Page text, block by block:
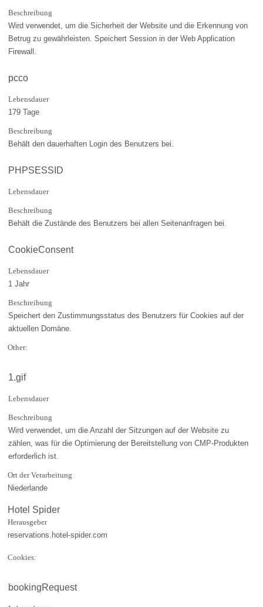
Beschreibung
Wird verwendet, um die Sicherheit der Website und die Erkennung von
Betrug zu gewährleisten. Speichert Session in der Web Application
Firewall.​
pcco
Lebensdauer
179 Tage
Beschreibung
Behält den dauerhaften Login des Benutzers bei.
PHPSESSID
Lebensdauer
Beschreibung
Behält die Zustände des Benutzers bei allen Seitenanfragen bei.
CookieConsent
Lebensdauer
1 Jahr
Beschreibung
Speichert den Zustimmungsstatus des Benutzers für Cookies auf der
aktuellen Domäne.
Other:
1.gif
Lebensdauer
Beschreibung
Wird verwendet, um die Anzahl der Sitzungen auf der Website zu
zählen, was für die Optimierung der Bereitstellung von CMP-Produkten
erforderlich ist.
Ort der Verarbeitung
Niederlande
Hotel Spider
Herausgeber
reservations.hotel-spider.com
Cookies:
bookingRequest